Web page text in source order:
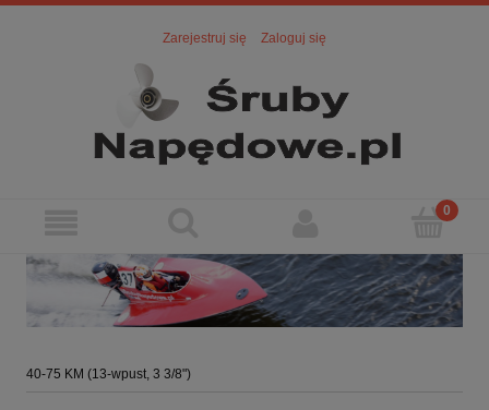
Zarejestruj się Zaloguj się
40-75 KM (13-wpust, 3 3/8")